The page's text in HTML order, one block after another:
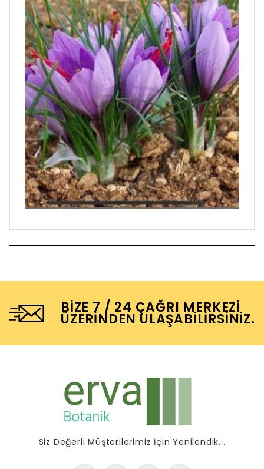
BIZE 7 / 24 ÇAĞRI MERKEZI
ÜZERINDEN ULAŞABILIRSINIZ.
Siz Değerli Müşterilerimiz İçin Yenilendik...